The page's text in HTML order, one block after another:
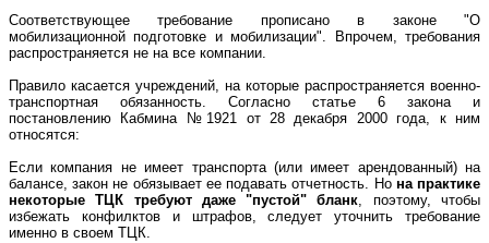
Соответствующее требование прописано в законе "О
мобилизационной подготовке и мобилизации". Впрочем, требования
распространяется не на все компании.
Правило касается учреждений, на которые распространяется военно-
транспортная обязанность. Согласно статье 6 закона и
постановлению Кабмина №1921 от 28 декабря 2000 года, к ним
относятся:
Если компания не имеет транспорта (или имеет арендованный) на
балансе, закон не обязывает ее подавать отчетность. Но на практике
некоторые ТЦК требуют даже "пустой" бланк, поэтому, чтобы
избежать конфилктов и штрафов, следует уточнить требование
именно в своем ТЦК.